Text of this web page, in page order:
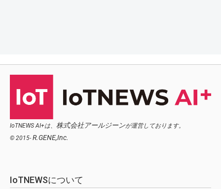
IoTNEWS AI+は、 株式会社アールジーンが運営しております。
© 2015- R.GENE,Inc.
IoTNEWSについて